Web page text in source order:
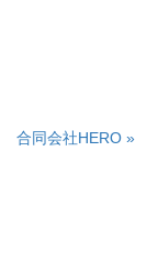
合同会社HERO »